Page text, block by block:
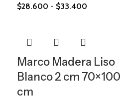
$28.600 - $33.400
Marco Madera Liso
Blanco 2 cm 70×100
cm